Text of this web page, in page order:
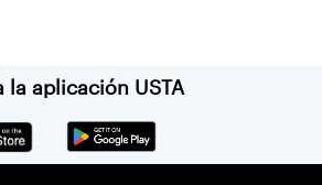
la aplicación USTA